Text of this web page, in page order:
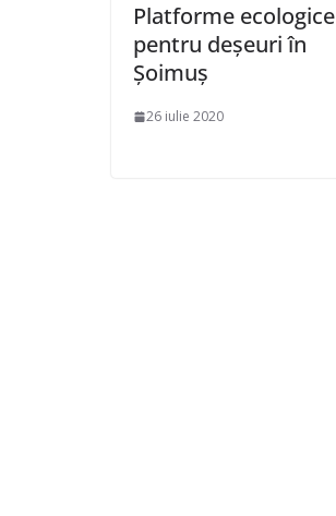
Platforme ecologice
pentru deșeuri în
Șoimuș
26 iulie 2020